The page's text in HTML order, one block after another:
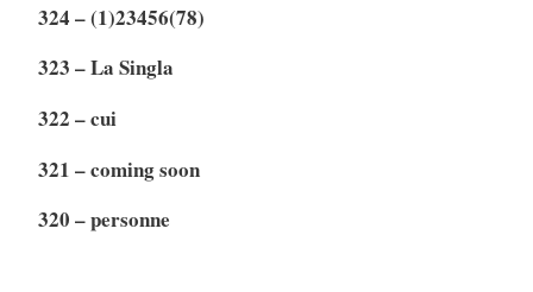
324 – (1)23456(78)
323 – La Singla
322 – cui
321 – coming soon
320 – personne